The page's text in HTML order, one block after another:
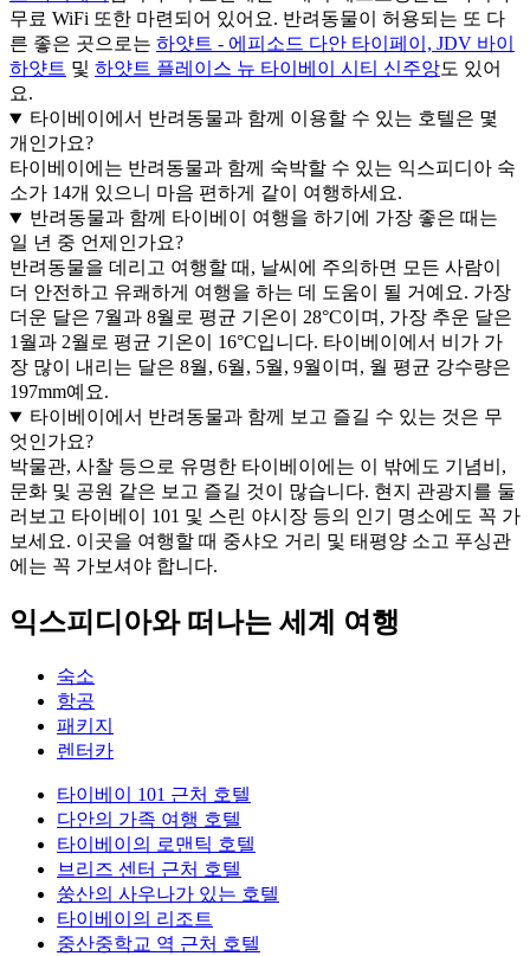
무료 WiFi 또한 마련되어 있어요. 반려동물이 허용되는 또 다
른 좋은 곳으로는 하얏트 - 에피소드 다안 타이페이, JDV 바이
하얏트 및 하얏트 플레이스 뉴 타이베이 시티 신주앙도 있어
요.
타이베이에서 반려동물과 함께 이용할 수 있는 호텔은 몇
개인가요?
타이베이에는 반려동물과 함께 숙박할 수 있는 익스피디아 숙
소가 14개 있으니 마음 편하게 같이 여행하세요.
반려동물과 함께 타이베이 여행을 하기에 가장 좋은 때는
일 년 중 언제인가요?
반려동물을 데리고 여행할 때, 날씨에 주의하면 모든 사람이
더 안전하고 유쾌하게 여행을 하는 데 도움이 될 거예요. 가장
더운 달은 7월과 8월로 평균 기온이 28°C이며, 가장 추운 달은
1월과 2월로 평균 기온이 16°C입니다. 타이베이에서 비가 가
장 많이 내리는 달은 8월, 6월, 5월, 9월이며, 월 평균 강수량은
197mm예요.
타이베이에서 반려동물과 함께 보고 즐길 수 있는 것은 무
엇인가요?
박물관, 사찰 등으로 유명한 타이베이에는 이 밖에도 기념비,
문화 및 공원 같은 보고 즐길 것이 많습니다. 현지 관광지를 둘
러보고 타이베이 101 및 스린 야시장 등의 인기 명소에도 꼭 가
보세요. 이곳을 여행할 때 중샤오 거리 및 태평양 소고 푸싱관
에는 꼭 가보셔야 합니다.
익스피디아와 떠나는 세계 여행
숙소
항공
패키지
렌터카
타이베이 101 근처 호텔
다안의 가족 여행 호텔
타이베이의 로맨틱 호텔
브리즈 센터 근처 호텔
쑹산의 사우나가 있는 호텔
타이베이의 리조트
중산중학교 역 근처 호텔